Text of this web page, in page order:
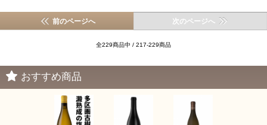
前のページへ 次のページへ
全229商品中 / 217-229商品
おすすめ商品